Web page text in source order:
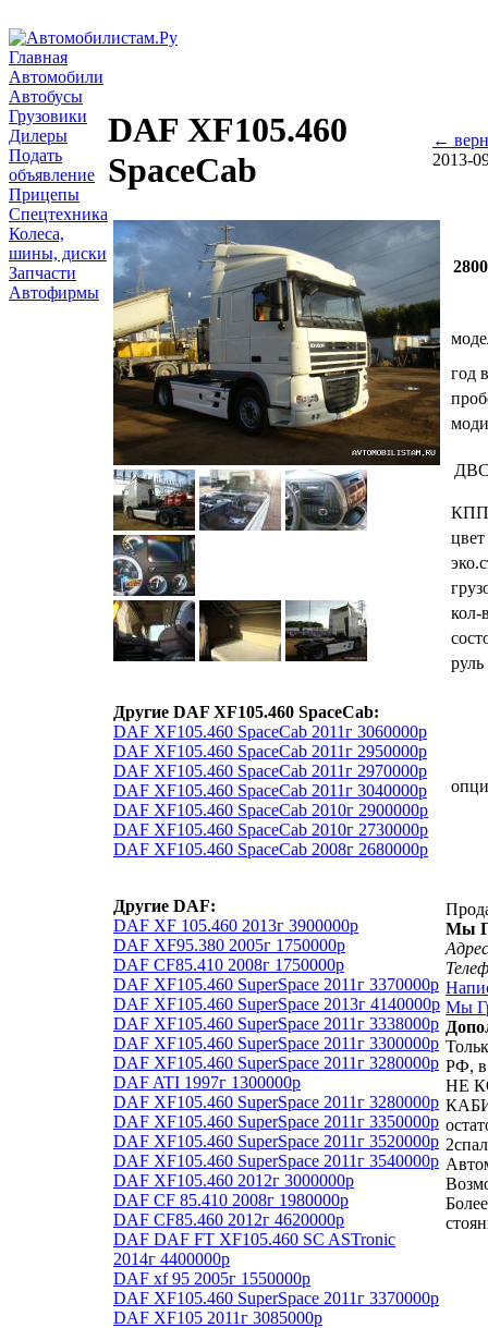
Главная
Автомобили
Автобусы
Грузовики
Дилеры
Подать
объявление
Прицепы
Спецтехника
Колеса,
шины, диски
Запчасти
Автофирмы
DAF XF105.460
SpaceCab
←
2013-
Другие DAF XF105.460 SpaceCab:
DAF XF105.460 SpaceCab 2011г 3060000р
DAF XF105.460 SpaceCab 2011г 2950000р
DAF XF105.460 SpaceCab 2011г 2970000р
DAF XF105.460 SpaceCab 2011г 3040000р
DAF XF105.460 SpaceCab 2010г 2900000р
DAF XF105.460 SpaceCab 2010г 2730000р
DAF XF105.460 SpaceCab 2008г 2680000р
Другие DAF:
DAF XF 105.460 2013г 3900000р
DAF XF95.380 2005г 1750000р
DAF CF85.410 2008г 1750000р
DAF XF105.460 SuperSpace 2011г 3370000р
DAF XF105.460 SuperSpace 2013г 4140000р
DAF XF105.460 SuperSpace 2011г 3338000р
DAF XF105.460 SuperSpace 2011г 3300000р
DAF XF105.460 SuperSpace 2011г 3280000р
DAF ATI 1997г 1300000р
DAF XF105.460 SuperSpace 2011г 3280000р
DAF XF105.460 SuperSpace 2011г 3350000р
DAF XF105.460 SuperSpace 2011г 3520000р
DAF XF105.460 SuperSpace 2011г 3540000р
DAF XF105.460 2012г 3000000р
DAF CF 85.410 2008г 1980000р
DAF CF85.460 2012г 4620000р
DAF DAF FT XF105.460 SC ASTronic
2014г 4400000р
DAF xf 95 2005г 1550000р
DAF XF105.460 SuperSpace 2011г 3370000р
DAF XF105 2011г 3085000р
год
КПП
цвет
кол-
руль
Мы
Мы
РФ, в
НЕ